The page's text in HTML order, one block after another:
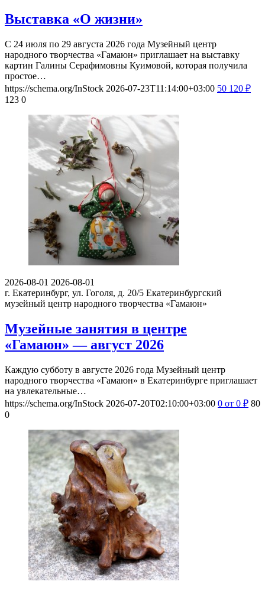
Выставка «О жизни»
С 24 июля по 29 августа 2026 года Музейный центр
народного творчества «Гамаюн» приглашает на выставку
картин Галины Серафимовны Куимовой, которая получила
простое…
https://schema.org/InStock 2026-07-23T11:14:00+03:00 50 120 ₽
123 0
2026-08-01 2026-08-01
г. Екатеринбург, ул. Гоголя, д. 20/5 Екатеринбургский
музейный центр народного творчества «Гамаюн»
Музейные занятия в центре
«Гамаюн» — август 2026
Каждую субботу в августе 2026 года Музейный центр
народного творчества «Гамаюн» в Екатеринбурге приглашает
на увлекательные…
https://schema.org/InStock 2026-07-20T02:10:00+03:00 0 от 0 ₽ 80
0